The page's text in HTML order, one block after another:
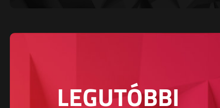
LEGUTÓBBI